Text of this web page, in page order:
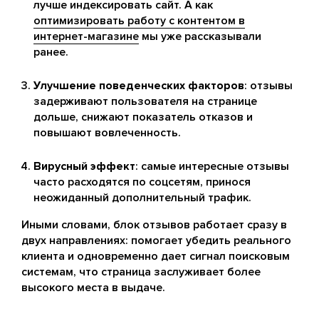
лучше индексировать сайт. А как
оптимизировать работу с контентом в
интернет-магазине мы уже рассказывали
ранее.
Улучшение поведенческих факторов: отзывы
задерживают пользователя на странице
дольше, снижают показатель отказов и
повышают вовлеченность.
Вирусный эффект: самые интересные отзывы
часто расходятся по соцсетям, принося
неожиданный дополнительный трафик.
Иными словами, блок отзывов работает сразу в
двух направлениях: помогает убедить реального
клиента и одновременно дает сигнал поисковым
системам, что страница заслуживает более
высокого места в выдаче.